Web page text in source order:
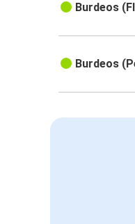
Burdeos
Burdeos